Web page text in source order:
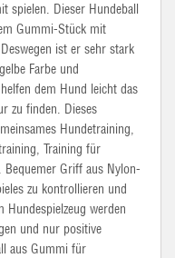
spielen. Dieser Hundeball
Gummi-Stück mit
ist er sehr stark
Farbe und
dem Hund leicht das
zu finden. Dieses
Hundetraining,
Training für
Griff aus Nylon-
zu kontrollieren und
werden
und nur positive
aus Gummi für